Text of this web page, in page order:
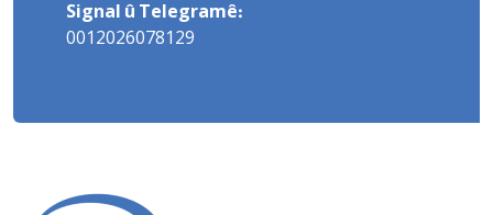
Signal û Telegramê:
0012026078129